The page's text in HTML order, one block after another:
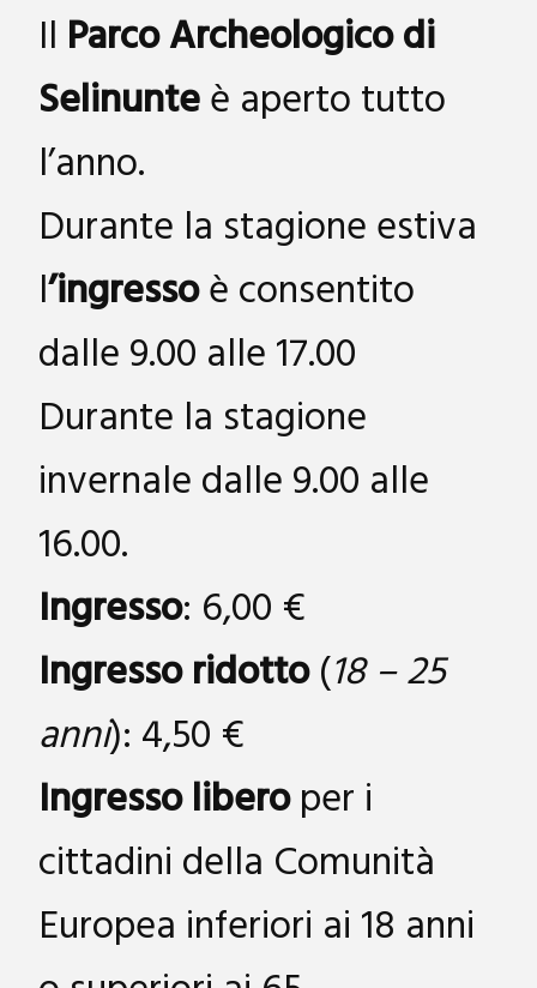
Il Parco Archeologico di
Selinunteè aperto tutto
l’anno.
Durante la stagione estiva
l’ingressoè consentito
dalle 9.00 alle 17.00
Durante la stagione
invernale dalle 9.00 alle
16.00.
Ingresso: 6,00 €
Ingresso ridotto(18 – 25
anni): 4,50 €
Ingresso liberoper i
cittadini della Comunità
Europea inferiori ai 18 anni